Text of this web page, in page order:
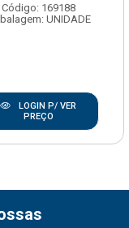
Código: 169188
UNIDADE
LOGIN P/ VER
PREÇO